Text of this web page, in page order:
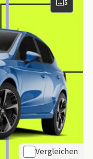
5
Vergleichen